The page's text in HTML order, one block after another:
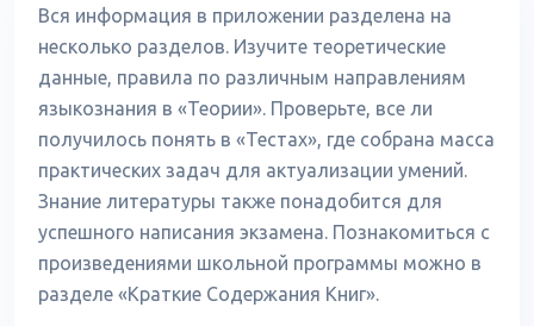
Вся информация в приложении разделена на
несколько разделов. Изучите теоретические
данные, правила по различным направлениям
языкознания в «Теории». Проверьте, все ли
получилось понять в «Тестах», где собрана масса
практических задач для актуализации умений.
Знание литературы также понадобится для
успешного написания экзамена. Познакомиться с
произведениями школьной программы можно в
разделе «Краткие Содержания Книг».